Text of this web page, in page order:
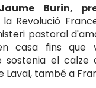
Burin,
Revolució
pastoral
casa fins que
sostenia el calze
Laval, també a